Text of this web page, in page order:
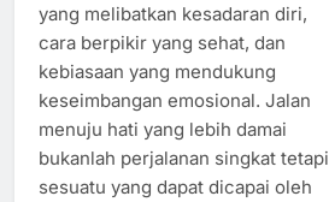
yang melibatkan kesadaran diri,
cara berpikir yang sehat, dan
kebiasaan yang mendukung
keseimbangan emosional. Jalan
menuju hati yang lebih damai
bukanlah perjalanan singkat tetapi
sesuatu yang dapat dicapai oleh